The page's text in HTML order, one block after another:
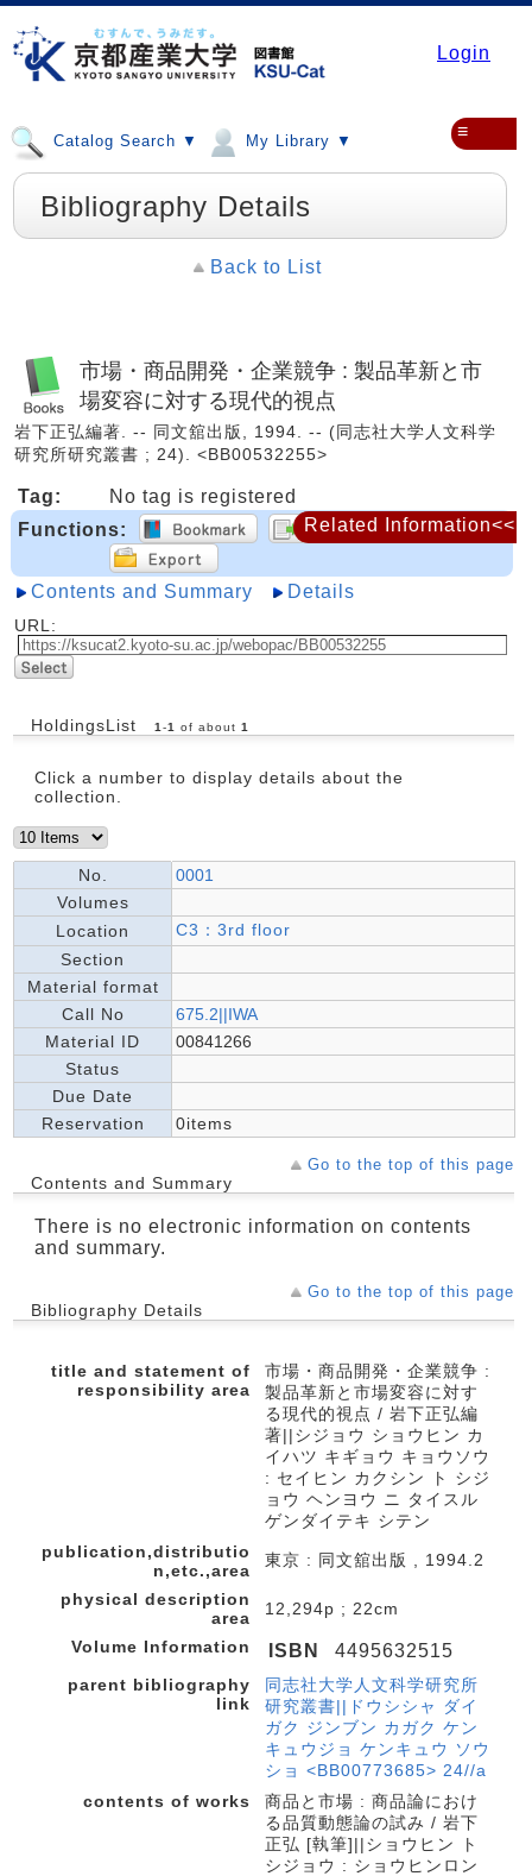
Login
Catalog Search ▼ My Library ▼ ≡
Bibliography Details
Back to List
市場・商品開発・企業競争 : 製品革新と市
場変容に対する現代的視点
岩下正弘編著. -- 同文舘出版, 1994. -- (同志社大学人文科学
研究所研究叢書 ; 24). <BB00532255>
Tag:
No tag is registered
Functions:
Contents and Summary Details
URL:
HoldingsList 1 -1 of about 1
Click a number to display details about the
collection.
No.
0001
Volumes
Location
C3：3rd floor
Section
Material format
Call No
675.2||IWA
Material ID
00841266
Status
Due Date
Reservation
0items
Go to the top of this page
Contents and Summary
There is no electronic information on contents
and summary.
Go to the top of this page
Bibliography Details
title and statement of
responsibility area
市場・商品開発・企業競争 :
製品革新と市場変容に対す
る現代的視点 / 岩下正弘編
著||シジョウ ショウヒン カ
イハツ キギョウ キョウソウ
: セイヒン カクシン ト シジ
ョウ ヘンヨウ ニ タイスル
ゲンダイテキ シテン
publication,distributio
n,etc.,area
東京 : 同文舘出版 , 1994.2
physical description
area
12,294p ; 22cm
Volume Information
ISBN 4495632515
parent bibliography
link
同志社大学人文科学研究所
研究叢書||ドウシシャ ダイ
ガク ジンブン カガク ケン
キュウジョ ケンキュウ ソウ
ショ <BB00773685> 24//a
contents of works
商品と市場 : 商品論におけ
る品質動態論の試み / 岩下
正弘 [執筆]||ショウヒン ト
シジョウ : ショウヒンロン
Related Information<<